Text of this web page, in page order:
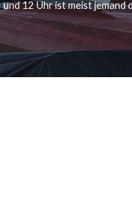
12 Uhr ist meist